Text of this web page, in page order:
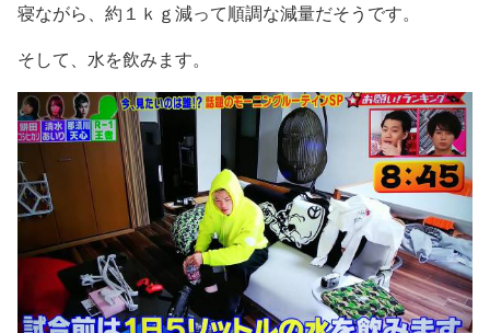
寝ながら、約１ｋｇ減って順調な減量だそうです。
そして、水を飲みます。